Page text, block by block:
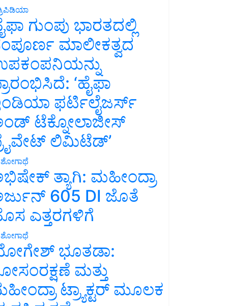
ಗುಂಪು ಭಾರತದಲ್ಲಿ
ಮಾಲೀಕತ್ವದ
‘ಹೈಫಾ
ಫರ್ಟಿಲೈಜರ್ಸ್
ಟೆಕ್ನೋಲಾಜೀಸ್
ಲಿಮಿಟೆಡ್’
ತ್ಯಾಗಿ: ಮಹೀಂದ್ರಾ
605 DI ಜೊತೆ
ಎತ್ತರಗಳಿಗೆ
ಭೂತಡಾ:
ಮತ್ತು
ಟ್ರ್ಯಾಕ್ಟರ್ ಮೂಲಕ